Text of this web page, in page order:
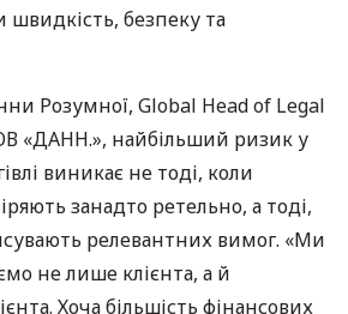
безпеку та
Розумної, Global Head of Legal
«ДАНН.», найбільший ризик у
виникає не тоді, коли
занадто ретельно, а тоді,
релевантних вимог. «Ми
не лише клієнта, а й
Хоча більшість фінансових